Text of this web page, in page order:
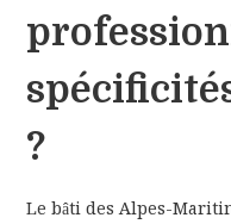
?
Le bâti des Alpes-